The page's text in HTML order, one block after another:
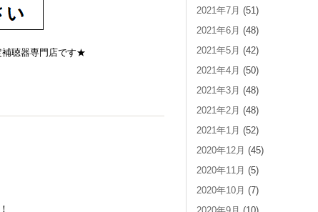
補聴器専門店です★
2021年7月 (51)
2021年6月 (48)
2021年5月 (42)
2021年4月 (50)
2021年3月 (48)
2021年2月 (48)
2021年1月 (52)
2020年12月 (45)
2020年11月 (5)
2020年10月 (7)